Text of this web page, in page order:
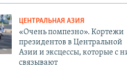
ЦЕНТРАЛЬНАЯ АЗИЯ
«Очень помпезно». Кортежи
президентов в Центральной
Азии и эксцессы, которые с
связывают